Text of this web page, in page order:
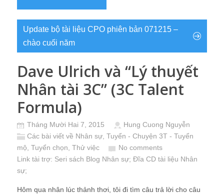
Update bộ tài liệu CPO phiên bản 071215 –
chào cuối năm
Dave Ulrich và “Lý thuyết
Nhân tài 3C” (3C Talent
Formula)
Tháng Mười Hai 7, 2015
Hung Cuong Nguyễn
Các bài viết về Nhân sự Tuyển - Chuyện 3T - Tuyển
mộ, Tuyển chọn, Thử việc
No comments
Link tài trợ: Seri sách Blog Nhân sự; Đĩa CD tài liệu Nhân
sự;
Hôm qua nhân lúc thảnh thơi, tôi đi tìm câu trả lời cho câu